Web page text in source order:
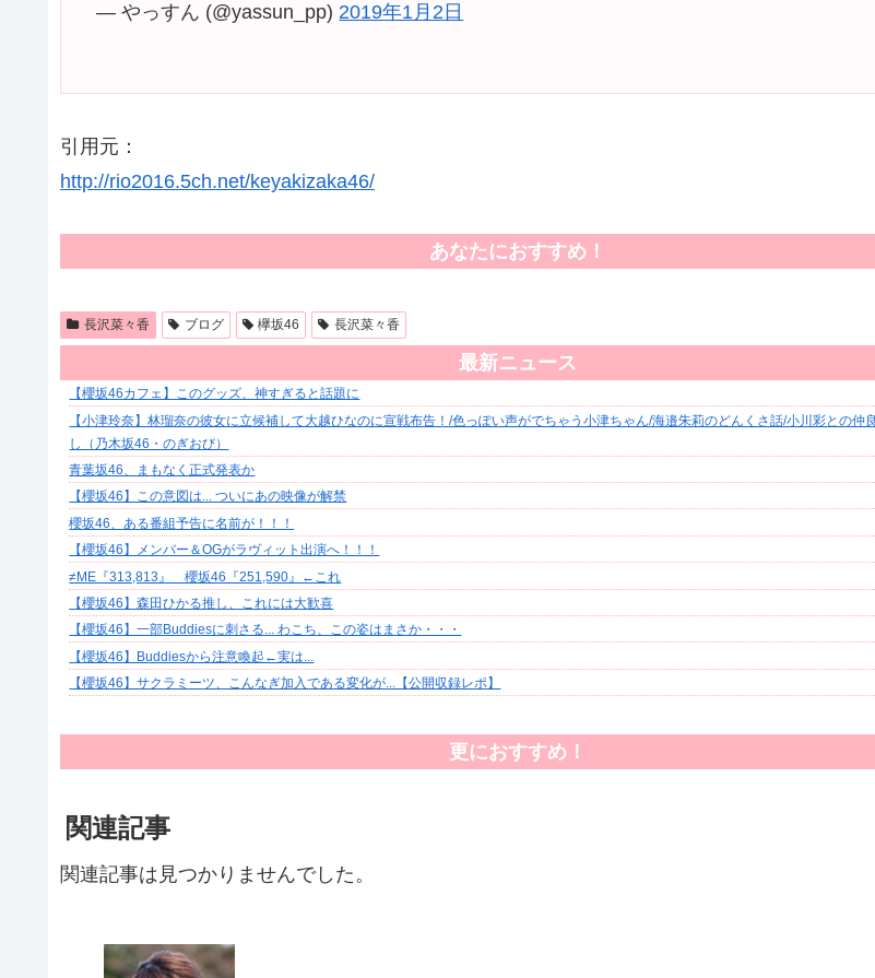
— やっすん (@yassun_pp) 2019年1月2日
引用元：
http://rio2016.5ch.net/keyakizaka46/
あなたにおすすめ！
長沢菜々香 ブログ 欅坂46 長沢菜々香
最新ニュース
【櫻坂46カフェ】このグッズ、神すぎると話題に
【小津玲奈】林瑠奈の彼女に立候補して大越ひなのに宣戦布告！/色っぽい声がでちゃう小津ちゃん/海邉朱莉のどんくさ話/小川彩との仲
し（乃木坂46・のぎおび）
青葉坂46、まもなく正式発表か
【櫻坂46】この意図は... ついにあの映像が解禁
櫻坂46、ある番組予告に名前が！！！
【櫻坂46】メンバー＆OGがラヴィット出演へ！！！
≠ME『313,813』 櫻坂46『251,590』←これ
【櫻坂46】森田ひかる推し、これには大歓喜
【櫻坂46】一部Buddiesに刺さる... わこち、この姿はまさか・・・
【櫻坂46】Buddiesから注意喚起←実は...
【櫻坂46】サクラミーツ、こんなぎ加入である変化が...【公開収録レポ】
更におすすめ！
関連記事
関連記事は見つかりませんでした。